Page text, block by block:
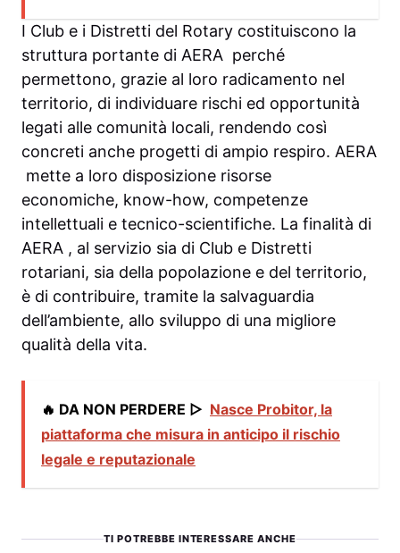
I Club e i Distretti del Rotary costituiscono la
struttura portante di AERA perché
permettono, grazie al loro radicamento nel
territorio, di individuare rischi ed opportunità
legati alle comunità locali, rendendo così
concreti anche progetti di ampio respiro. AERA
mette a loro disposizione risorse
economiche, know-how, competenze
intellettuali e tecnico-scientifiche. La finalità di
AERA , al servizio sia di Club e Distretti
rotariani, sia della popolazione e del territorio,
è di contribuire, tramite la salvaguardia
dell’ambiente, allo sviluppo di una migliore
qualità della vita.
🔥 DA NON PERDERE ▷ Nasce Probitor, la
piattaforma che misura in anticipo il rischio
legale e reputazionale
TI POTREBBE INTERESSARE ANCHE